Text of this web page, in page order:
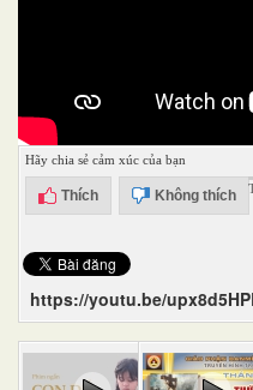
Hãy chia sẻ cảm xúc của bạn
Thích Không thích
https://youtu.be/